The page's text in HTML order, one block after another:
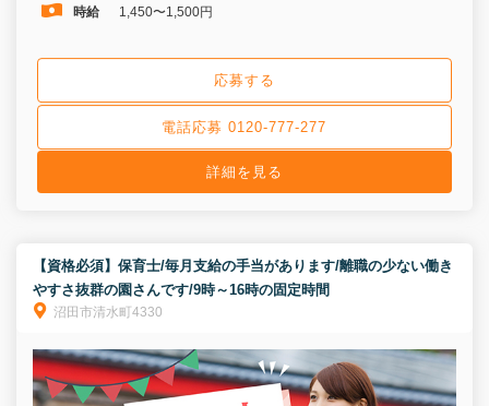
時給 1,450〜1,500円
応募する
電話応募 0120-777-277
詳細を見る
【資格必須】保育士/毎月支給の手当があります/離職の少ない働き
やすさ抜群の園さんです/9時～16時の固定時間
沼田市清水町4330